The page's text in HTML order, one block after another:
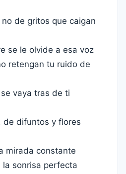
de gritos que caigan
se le olvide a esa voz
retengan tu ruido de
vaya tras de ti
de difuntos y flores
mirada constante
la sonrisa perfecta